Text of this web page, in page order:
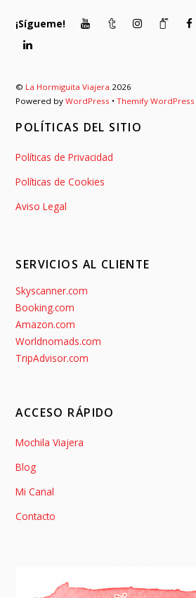
¡Sígueme!
© La Hormiguita Viajera 2026
Powered byWordPress •Themify WordPress
POLÍTICAS DEL SITIO
Políticas de Privacidad
Políticas de Cookies
Aviso Legal
SERVICIOS AL CLIENTE
Skyscanner.com
Booking.com
Amazon.com
Worldnomads.com
TripAdvisor.com
ACCESO RÁPIDO
Mochila Viajera
Blog
Mi Canal
Contacto